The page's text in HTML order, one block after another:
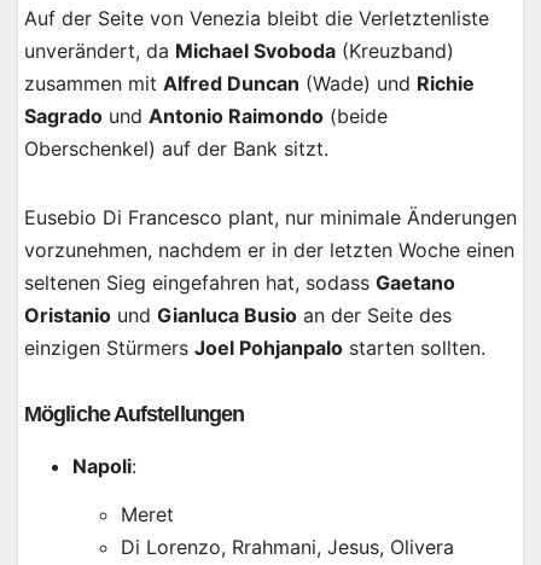
Auf der Seite von Venezia bleibt die Verletztenliste
unverändert, da Michael Svoboda (Kreuzband)
zusammen mit Alfred Duncan (Wade) und Richie
Sagrado und Antonio Raimondo (beide
Oberschenkel) auf der Bank sitzt.
Eusebio Di Francesco plant, nur minimale Änderungen
vorzunehmen, nachdem er in der letzten Woche einen
seltenen Sieg eingefahren hat, sodass Gaetano
Oristanio und Gianluca Busio an der Seite des
einzigen Stürmers Joel Pohjanpalo starten sollten.
Mögliche Aufstellungen
Napoli:
Meret
Di Lorenzo, Rrahmani, Jesus, Olivera